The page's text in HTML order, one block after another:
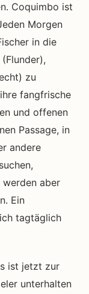
Coquimbo ist
Morgen
in die
zu
fangfrische
und offenen
Passage, in
andere
werden aber
Ein
tagtäglich
ist jetzt zur
unterhalten